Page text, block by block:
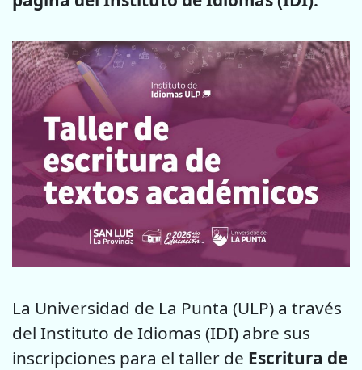
La Universidad de La Punta (ULP) a través
del Instituto de Idiomas (IDI) abre sus
inscripciones para el taller de Escritura de